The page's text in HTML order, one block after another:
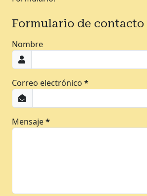
Formulario de contacto
Nombre
Correo electrónico *
Mensaje*